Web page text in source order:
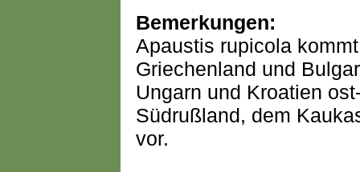
Bemerkungen:
Apaustis rupicola
Griechenland und
Ungarn und Kroatien
Südrußland, dem
vor.